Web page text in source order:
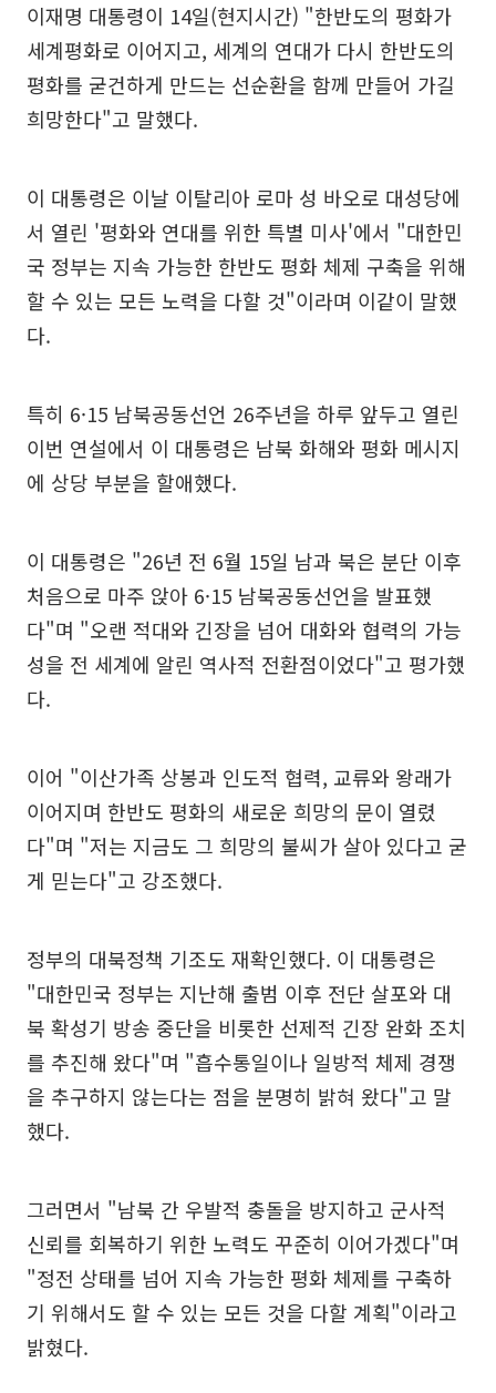
이재명 대통령이 14일(현지시간) "한반도의 평화가
세계평화로 이어지고, 세계의 연대가 다시 한반도의
평화를 굳건하게 만드는 선순환을 함께 만들어 가길
희망한다"고 말했다.
이 대통령은 이날 이탈리아 로마 성 바오로 대성당에
서 열린 '평화와 연대를 위한 특별 미사'에서 "대한민
국 정부는 지속 가능한 한반도 평화 체제 구축을 위해
할 수 있는 모든 노력을 다할 것"이라며 이같이 말했
다.
특히 6·15 남북공동선언 26주년을 하루 앞두고 열린
이번 연설에서 이 대통령은 남북 화해와 평화 메시지
에 상당 부분을 할애했다.
이 대통령은 "26년 전 6월 15일 남과 북은 분단 이후
처음으로 마주 앉아 6·15 남북공동선언을 발표했
다"며 "오랜 적대와 긴장을 넘어 대화와 협력의 가능
성을 전 세계에 알린 역사적 전환점이었다"고 평가했
다.
이어 "이산가족 상봉과 인도적 협력, 교류와 왕래가
이어지며 한반도 평화의 새로운 희망의 문이 열렸
다"며 "저는 지금도 그 희망의 불씨가 살아 있다고 굳
게 믿는다"고 강조했다.
정부의 대북정책 기조도 재확인했다. 이 대통령은
"대한민국 정부는 지난해 출범 이후 전단 살포와 대
북 확성기 방송 중단을 비롯한 선제적 긴장 완화 조치
를 추진해 왔다"며 "흡수통일이나 일방적 체제 경쟁
을 추구하지 않는다는 점을 분명히 밝혀 왔다"고 말
했다.
그러면서 "남북 간 우발적 충돌을 방지하고 군사적
신뢰를 회복하기 위한 노력도 꾸준히 이어가겠다"며
"정전 상태를 넘어 지속 가능한 평화 체제를 구축하
기 위해서도 할 수 있는 모든 것을 다할 계획"이라고
밝혔다.